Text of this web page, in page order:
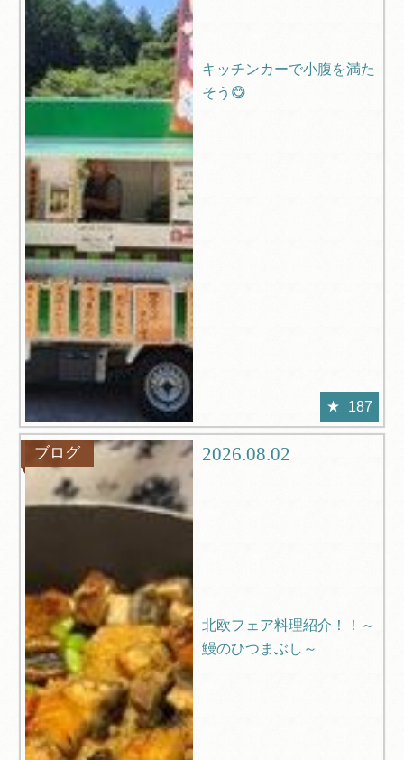
キッチンカーで小腹を満た
そう😋
187
ブログ 2026.08.02
北欧フェア料理紹介！！～
鰻のひつまぶし～